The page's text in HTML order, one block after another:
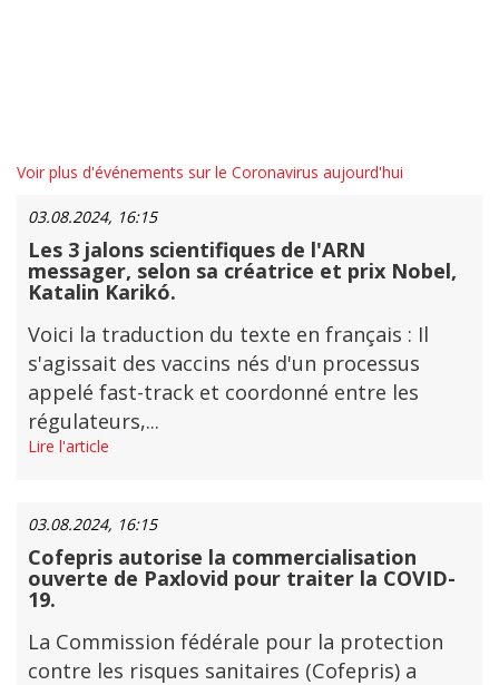
Voir plus d'événements sur le Coronavirus aujourd'hui
03.08.2024, 16:15
Les 3 jalons scientifiques de l'ARN
messager, selon sa créatrice et prix Nobel,
Katalin Karikó.
Voici la traduction du texte en français : Il
s'agissait des vaccins nés d'un processus
appelé fast-track et coordonné entre les
régulateurs,...
Lire l'article
03.08.2024, 16:15
Cofepris autorise la commercialisation
ouverte de Paxlovid pour traiter la COVID-
19.
La Commission fédérale pour la protection
contre les risques sanitaires (Cofepris) a